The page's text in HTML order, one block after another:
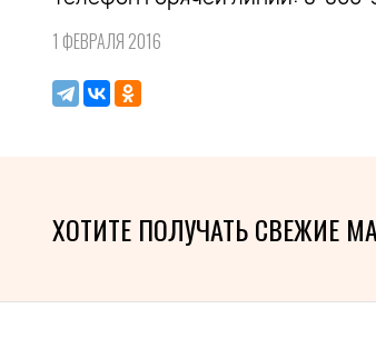
1 ФЕВРАЛЯ 2016
ХОТИТЕ ПОЛУЧАТЬ СВЕЖИЕ